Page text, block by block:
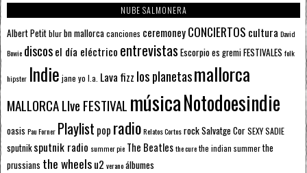
NUBE SALMONERA
Albert Petitblurbn mallorcacanciones ceremoneyCONCIERTOS cultura David
Bowie discosel día eléctrico entrevistas Escorpioes gremiFESTIVALES folk
hipster Indie jane yo l.a. Lava fizz los planetasmallorca
MALLORCA LIve FESTIVAL músicaNotodoesindie
oasis Pau Forner Playlist pop radioRelatos CortosrockSalvatge CorSEXY SADIE
sputnik sputnik radio summer pie The Beatlesthe curethe indian summerthe
prussians the wheelsu2 veranoálbumes